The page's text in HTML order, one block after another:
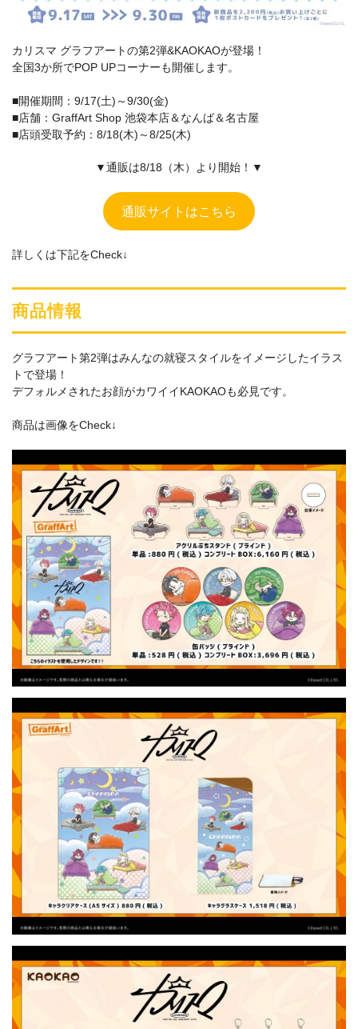
カリスマ グラフアートの第2弾&KAOKAOが登場！
全国3か所でPOP UPコーナーも開催します。
■開催期間：9/17(土)～9/30(金)
■店舗：GraffArt Shop 池袋本店＆なんば＆名古屋
■店頭受取予約：8/18(木)～8/25(木)
▼通販は8/18（木）より開始！▼
通販サイトはこちら
詳しくは下記をCheck↓
商品情報
グラフアート第2弾はみんなの就寝スタイルをイメージしたイラス
トで登場！
デフォルメされたお顔がカワイイKAOKAOも必見です。
商品は画像をCheck↓